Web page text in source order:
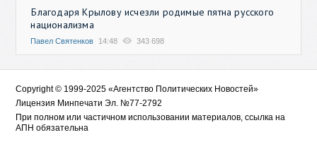
Благодаря Крылову исчезли родимые пятна русского
национализма
Павел Святенков 14:48 343 698
Copyright © 1999-2025 «Агентство Политических Новостей»
Лицензия Минпечати Эл. №77-2792
При полном или частичном использовании материалов, ссылка на
АПН обязательна